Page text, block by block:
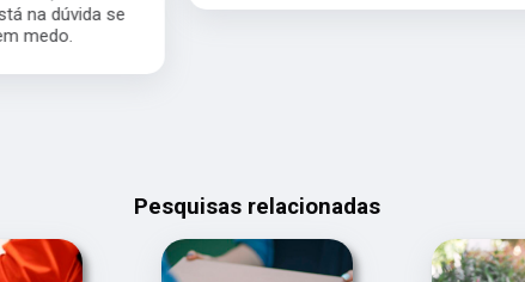
Pesquisas relacionadas